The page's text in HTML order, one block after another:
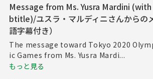
Message from Ms. Yusra Mardini
btitle)/ユスラ・マルディニさんからの
語字幕付き）
The message toward Tokyo 2020
ic Games from Ms. Yusra Mardi...
もっと見る